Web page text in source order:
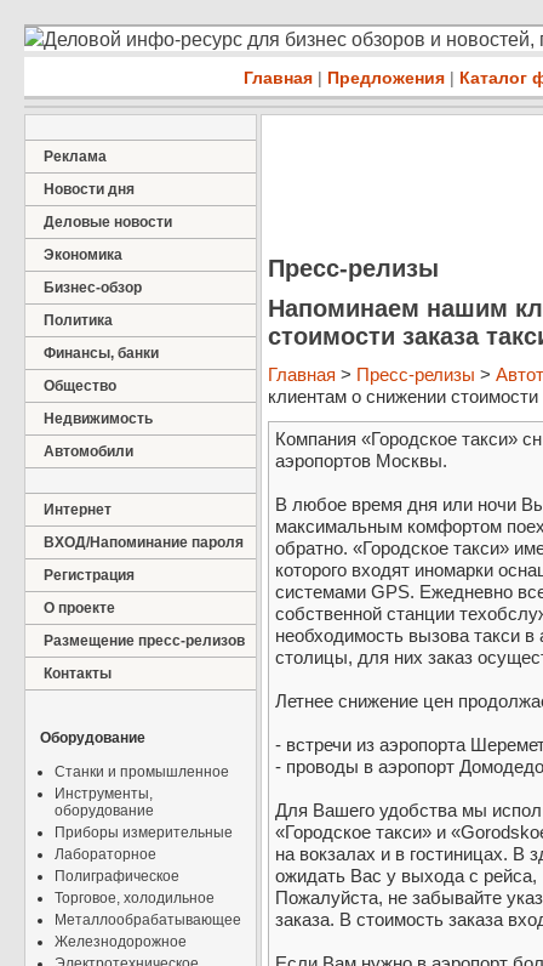
Деловой инфо-ресурс для бизнес обзоров и
Главная | Предложения | Каталог
Реклама
Новости дня
Деловые новости
Экономика
Бизнес-обзор
Политика
Финансы, банки
Общество
Недвижимость
Автомобили
Интернет
ВХОД/Напоминание пароля
Регистрация
О проекте
Размещение пресс-релизов
Контакты
Оборудование
Станки и промышленное
Инструменты,
оборудование
Приборы измерительные
Лабораторное
Полиграфическое
Торговое, холодильное
Металлообрабатывающее
Железнодорожное
Пресс-релизы
Напоминаем нашим
стоимости заказа
Главная > Пресс-релизы >
клиентам о снижении стоимости
Компания «Городское такси»
аэропортов Москвы.
В любое время дня или ночи
максимальным комфортом
обратно. «Городское такси»
которого входят иномарки
системами GPS. Ежедневно
собственной станции
необходимость вызова такси
столицы, для них заказ
Летнее снижение цен
- встречи из аэропорта
- проводы в аэропорт
Для Вашего удобства мы
«Городское такси» и
на вокзалах и в гостиницах. В
ожидать Вас у выхода с рейса,
Пожалуйста, не забывайте
заказа. В стоимость заказа